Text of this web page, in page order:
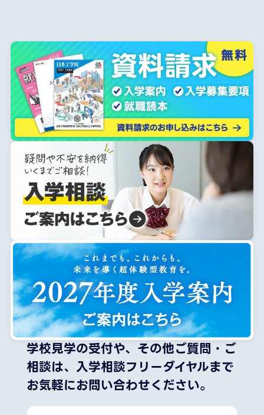
学校見学の受付や、その他ご質問・ご
相談は、 入学相談フリーダイヤルまで
お気軽にお問い合わせください。